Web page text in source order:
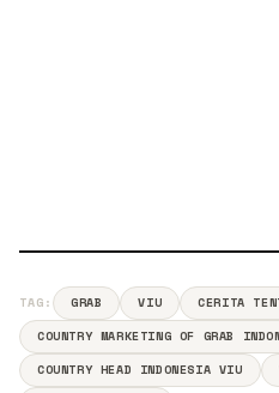
TAG: GRAB VIU
CERITA
COUNTRY MARKETING OF GRAB
COUNTRY HEAD INDONESIA VIU